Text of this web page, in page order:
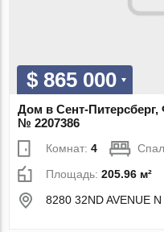
$ 865 000
Дом в Сент-
№ 2207386
Комнат:4
Площадь:205.96 м²
8280 32ND AVENUE N